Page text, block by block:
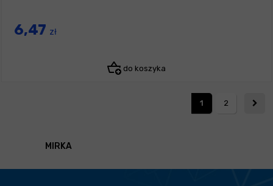
6,47 zł
do koszyka
1 2
MIRKA